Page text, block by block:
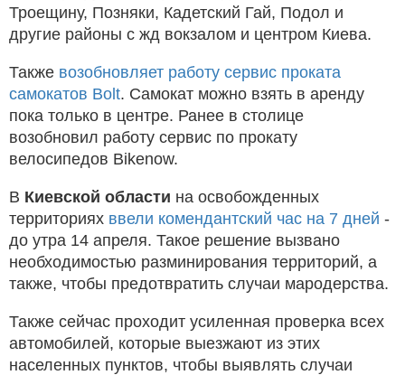
Троещину, Позняки, Кадетский Гай, Подол и
другие районы с жд вокзалом и центром Киева.
Также возобновляет работу сервис проката
самокатов Bolt. Самокат можно взять в аренду
пока только в центре. Ранее в столице
возобновил работу сервис по прокату
велосипедов Bikenow.
В Киевской области на освобожденных
территориях ввели комендантский час на 7 дней -
до утра 14 апреля. Такое решение вызвано
необходимостью разминирования территорий, а
также, чтобы предотвратить случаи мародерства.
Также сейчас проходит усиленная проверка всех
автомобилей, которые выезжают из этих
населенных пунктов, чтобы выявлять случаи